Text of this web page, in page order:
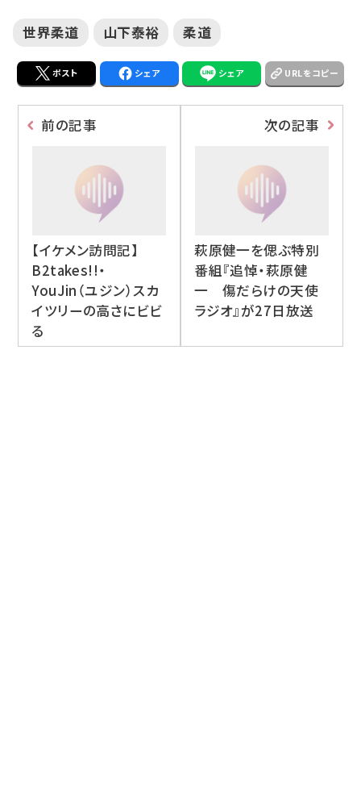
世界柔道 山下泰裕 柔道
ポスト シェア シェア URLをコピー
前の記事
【イケメン訪問記】
B2takes!!・
YouJin（ユジン）スカ
イツリーの高さにビビ
る
次の記事
萩原健一を偲ぶ特別
番組『追悼・萩原健
一 傷だらけの天使
ラジオ』が27日放送